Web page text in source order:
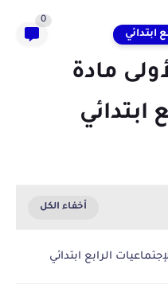
ابتدائي
0
مادة
ابتدائي
الرابع ابتدائي